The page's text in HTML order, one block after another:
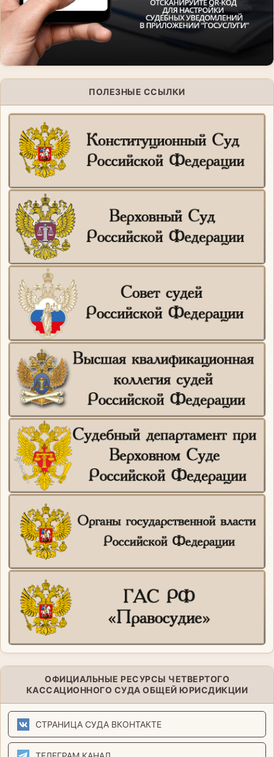
ПОЛЕЗНЫЕ ССЫЛКИ
ОФИЦИАЛЬНЫЕ РЕСУРСЫ ЧЕТВЕРТОГО
КАССАЦИОННОГО СУДА ОБЩЕЙ ЮРИСДИКЦИИ
СТРАНИЦА СУДА ВКОНТАКТЕ